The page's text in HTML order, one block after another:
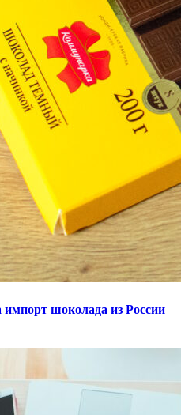
импорт шоколада из России